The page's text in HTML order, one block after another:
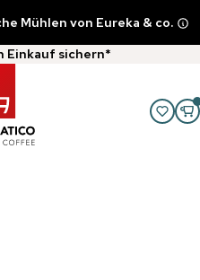
Mühlen von Eureka & co.
Einkauf sichern*